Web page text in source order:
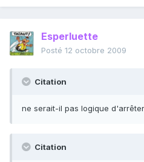
Esperluette
Posté 12 octobre 2009
Citation
ne serait-il pas logique
Citation